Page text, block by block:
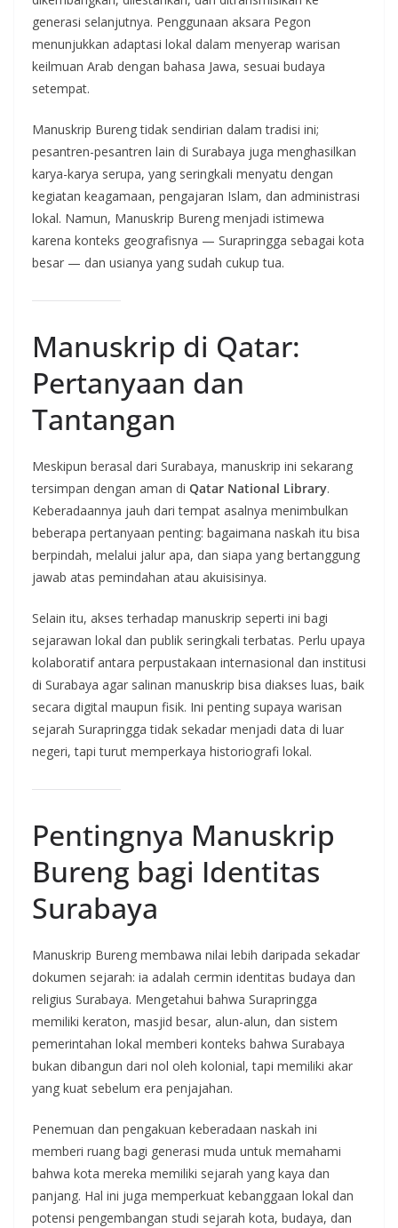
generasi selanjutnya. Penggunaan aksara Pegon
menunjukkan adaptasi lokal dalam menyerap warisan
keilmuan Arab dengan bahasa Jawa, sesuai budaya
setempat.
Manuskrip Bureng tidak sendirian dalam tradisi ini;
pesantren-pesantren lain di Surabaya juga menghasilkan
karya-karya serupa, yang seringkali menyatu dengan
kegiatan keagamaan, pengajaran Islam, dan administrasi
lokal. Namun, Manuskrip Bureng menjadi istimewa
karena konteks geografisnya — Surapringga sebagai kota
besar — dan usianya yang sudah cukup tua.
Manuskrip di Qatar:
Pertanyaan dan
Tantangan
Meskipun berasal dari Surabaya, manuskrip ini sekarang
tersimpan dengan aman di Qatar National Library.
Keberadaannya jauh dari tempat asalnya menimbulkan
beberapa pertanyaan penting: bagaimana naskah itu bisa
berpindah, melalui jalur apa, dan siapa yang bertanggung
jawab atas pemindahan atau akuisisinya.
Selain itu, akses terhadap manuskrip seperti ini bagi
sejarawan lokal dan publik seringkali terbatas. Perlu upaya
kolaboratif antara perpustakaan internasional dan institusi
di Surabaya agar salinan manuskrip bisa diakses luas, baik
secara digital maupun fisik. Ini penting supaya warisan
sejarah Surapringga tidak sekadar menjadi data di luar
negeri, tapi turut memperkaya historiografi lokal.
Pentingnya Manuskrip
Bureng bagi Identitas
Surabaya
Manuskrip Bureng membawa nilai lebih daripada sekadar
dokumen sejarah: ia adalah cermin identitas budaya dan
religius Surabaya. Mengetahui bahwa Surapringga
memiliki keraton, masjid besar, alun-alun, dan sistem
pemerintahan lokal memberi konteks bahwa Surabaya
bukan dibangun dari nol oleh kolonial, tapi memiliki akar
yang kuat sebelum era penjajahan.
Penemuan dan pengakuan keberadaan naskah ini
memberi ruang bagi generasi muda untuk memahami
bahwa kota mereka memiliki sejarah yang kaya dan
panjang. Hal ini juga memperkuat kebanggaan lokal dan
potensi pengembangan studi sejarah kota, budaya, dan